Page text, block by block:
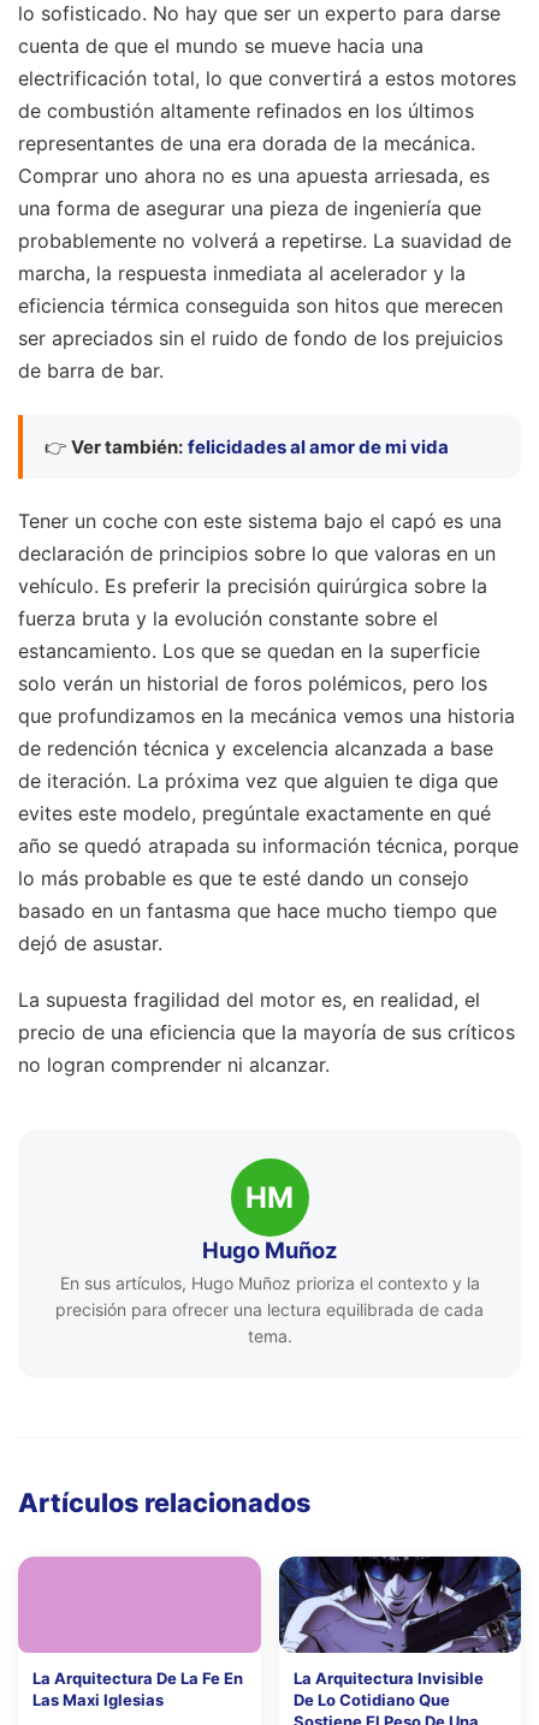
lo sofisticado. No hay que ser un experto para darse
cuenta de que el mundo se mueve hacia una
electrificación total, lo que convertirá a estos motores
de combustión altamente refinados en los últimos
representantes de una era dorada de la mecánica.
Comprar uno ahora no es una apuesta arriesada, es
una forma de asegurar una pieza de ingeniería que
probablemente no volverá a repetirse. La suavidad de
marcha, la respuesta inmediata al acelerador y la
eficiencia térmica conseguida son hitos que merecen
ser apreciados sin el ruido de fondo de los prejuicios
de barra de bar.
👉 Ver también: felicidades al amor de mi vida
Tener un coche con este sistema bajo el capó es una
declaración de principios sobre lo que valoras en un
vehículo. Es preferir la precisión quirúrgica sobre la
fuerza bruta y la evolución constante sobre el
estancamiento. Los que se quedan en la superficie
solo verán un historial de foros polémicos, pero los
que profundizamos en la mecánica vemos una historia
de redención técnica y excelencia alcanzada a base
de iteración. La próxima vez que alguien te diga que
evites este modelo, pregúntale exactamente en qué
año se quedó atrapada su información técnica, porque
lo más probable es que te esté dando un consejo
basado en un fantasma que hace mucho tiempo que
dejó de asustar.
La supuesta fragilidad del motor es, en realidad, el
precio de una eficiencia que la mayoría de sus críticos
no logran comprender ni alcanzar.
HM
Hugo Muñoz
En sus artículos, Hugo Muñoz prioriza el contexto y la
precisión para ofrecer una lectura equilibrada de cada
tema.
Artículos relacionados
La Arquitectura De La Fe En
Las Maxi Iglesias
La Arquitectura Invisible
De Lo Cotidiano Que